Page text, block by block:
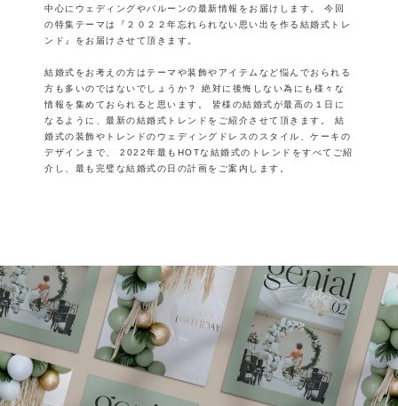
中心にウェディングやバルーンの最新情報をお届けします。
今回
の特集テーマは『２０２２年忘れられない思い出を作る結婚式トレ
ンド』をお届けさせて頂きます。
結婚式をお考えの方はテーマや装飾やアイテムなど悩んでおられる
方も多いのではないでしょうか？
絶対に後悔しない為にも様々な
情報を集めておられると思います。
皆様の結婚式が最高の１日に
なるように、最新の結婚式トレンドをご紹介させて頂きます。
結
婚式の装飾やトレンドのウェディングドレスのスタイル、ケーキの
デザインまで、
2022年最もHOTな結婚式のトレンドをすべてご紹
介し、最も完璧な結婚式の日の計画をご案内します。